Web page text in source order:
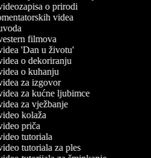
o prirodi
videa
filmova
'Dan u životu'
o dekoriranju
o kuhanju
za izgovor
za kućne ljubimce
za vježbanje
kolaža
priča
tutoriala
tutoriala za ples